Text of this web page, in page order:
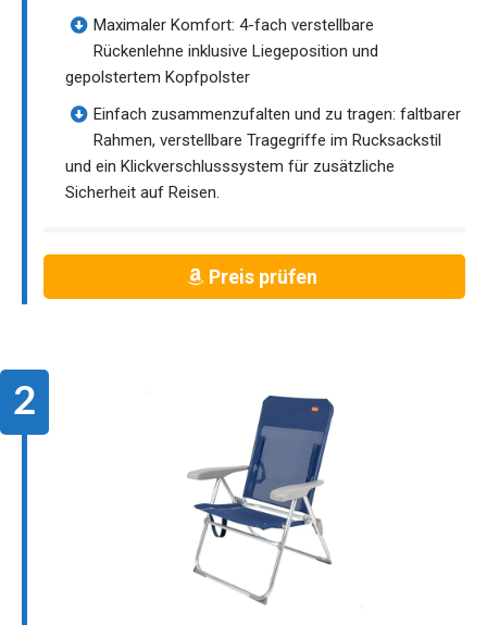
Maximaler Komfort: 4-fach verstellbare
Rückenlehne inklusive Liegeposition und
gepolstertem Kopfpolster
Einfach zusammenzufalten und zu tragen: faltbarer
Rahmen, verstellbare Tragegriffe im Rucksackstil
und ein Klickverschlusssystem für zusätzliche
Sicherheit auf Reisen.
Preis prüfen